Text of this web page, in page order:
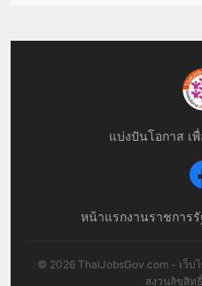
แบ่งปันโอกาส เ
หน้าแรกงานราชการ
© 2026 ThaiJobsGov.com - เว็บ
สงวนลิขสิท